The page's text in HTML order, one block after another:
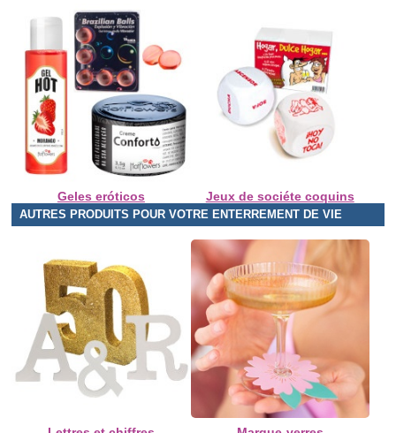
Geles eróticos Jeux de sociéte coquins
AUTRES PRODUITS POUR VOTRE ENTERREMENT DE VIE